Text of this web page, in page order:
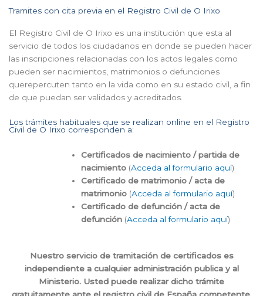
Tramites con cita previa en el Registro Civil de O Irixo
El Registro Civil de O Irixo es una institución que esta al
servicio de todos los ciudadanos en donde se pueden hacer
las inscripciones relacionadas con los actos legales como
pueden ser nacimientos, matrimonios o defunciones
querepercuten tanto en la vida como en su estado civil, a fin
de que puedan ser validados y acreditados.
Los trámites habituales que se realizan online en el Registro
Civil de O Irixo corresponden a:
Certificados de nacimiento / partida de
nacimiento (Acceda al formulario aquí)
Certificado de matrimonio / acta de
matrimonio (Acceda al formulario aquí)
Certificado de defunción / acta de
defunción (Acceda al formulario aquí)
Nuestro servicio de tramitación de certificados es
independiente a cualquier administración publica y al
Ministerio. Usted puede realizar dicho trámite